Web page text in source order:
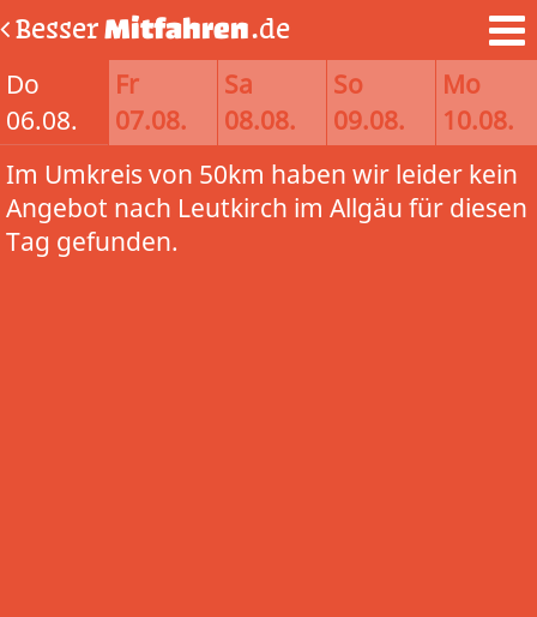
BesserMitfahren.de
Do
06.08.
Fr
07.08.
Sa
08.08.
So
09.08.
Mo
10.08.
Im Umkreis von 50km haben wir leider kein
Angebot nach Leutkirch im Allgäu für diesen
Tag gefunden.